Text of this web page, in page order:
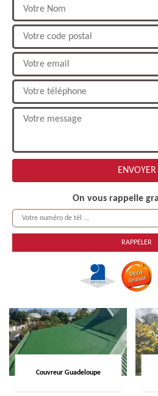
On vous rappelle
Couvreur Guadeloupe